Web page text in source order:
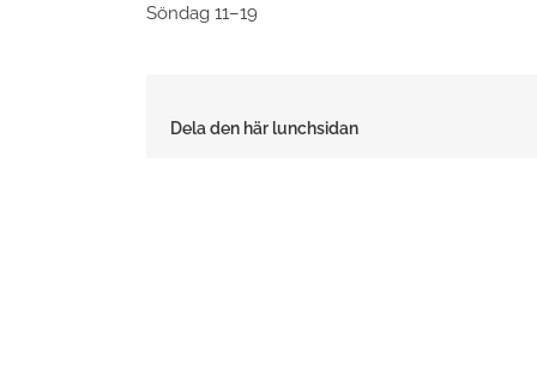
Söndag 11–19
Dela den här lunchsidan